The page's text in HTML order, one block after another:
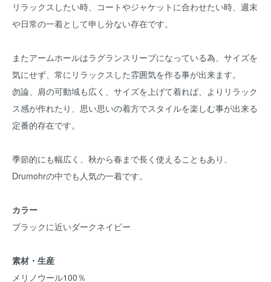
リラックスしたい時、コートやジャケットに合わせたい時、週末
や日常の一着として申し分ない存在です。
またアームホールはラグランスリーブになっている為、サイズを
気にせず、常にリラックスした雰囲気を作る事が出来ます。
勿論、肩の可動域も広く、サイズを上げて着れば、よりリラック
ス感が作れたり、思い思いの着方でスタイルを楽しむ事が出来る
定番的存在です。
季節的にも幅広く、秋から春まで長く使えることもあり、
Drumohrの中でも人気の一着です。
カラー
ブラックに近いダークネイビー
素材・生産
メリノウール100％